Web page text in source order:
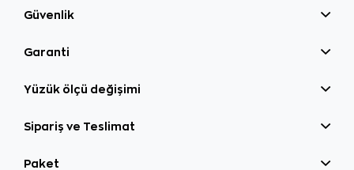
Güvenlik
Garanti
Yüzük ölçü değişimi
Sipariş ve Teslimat
Paket